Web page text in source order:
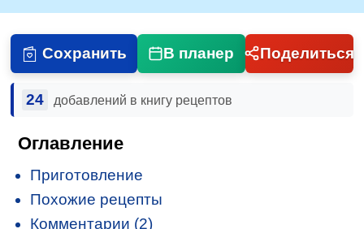
Сохранить В планер Поделиться
24 добавлений в книгу рецептов
Оглавление
Приготовление
Похожие рецепты
Комментарии (2)